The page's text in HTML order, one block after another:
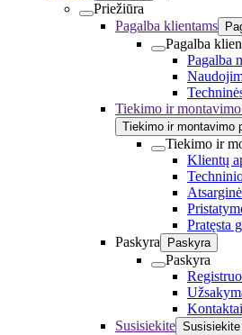
Priežiūra
Pagalba klientams
Pagalba
Pagalba
Tiekimo ir montavimo
Tiekimo ir montavimo
Tiekimo ir
Klientų
Pratęsta
Paskyra
Paskyra
Paskyra
Kontaktai
Susisiekite Susisiekite